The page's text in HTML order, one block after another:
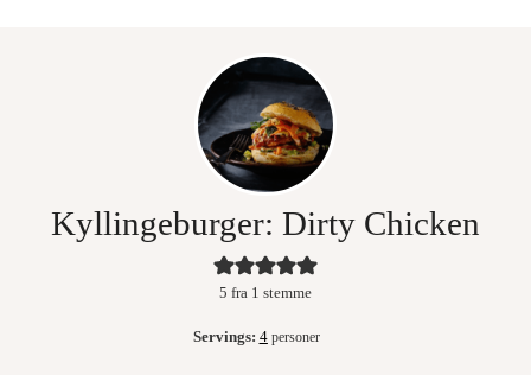
Kyllingeburger: Dirty Chicken
5 fra 1 stemme
Servings: 4 personer